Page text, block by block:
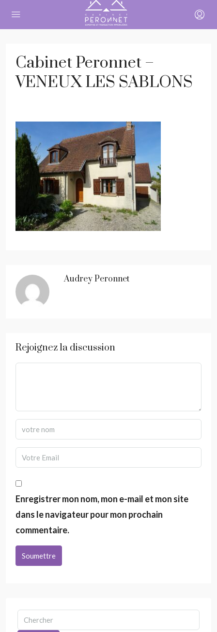
Cabinet Peronnet –
VENEUX LES SABLONS
Audrey Peronnet
Rejoignez la discussion
Enregistrer mon nom, mon e-mail et mon site
dans le navigateur pour mon prochain
commentaire.
Soumettre